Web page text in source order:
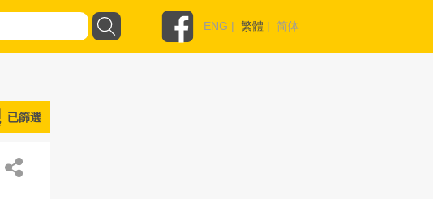
ENG | 繁體 | 简体
已篩選